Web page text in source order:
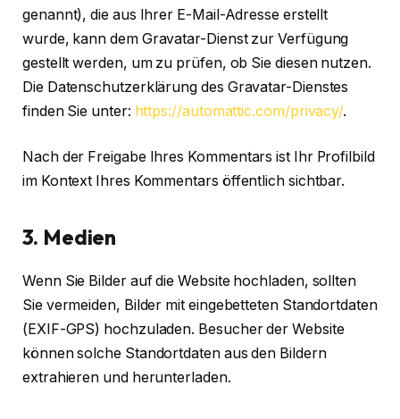
genannt), die aus Ihrer E-Mail-Adresse erstellt
wurde, kann dem Gravatar-Dienst zur Verfügung
gestellt werden, um zu prüfen, ob Sie diesen nutzen.
Die Datenschutzerklärung des Gravatar-Dienstes
finden Sie unter: https://automattic.com/privacy/.
Nach der Freigabe Ihres Kommentars ist Ihr Profilbild
im Kontext Ihres Kommentars öffentlich sichtbar.
3. Medien
Wenn Sie Bilder auf die Website hochladen, sollten
Sie vermeiden, Bilder mit eingebetteten Standortdaten
(EXIF-GPS) hochzuladen. Besucher der Website
können solche Standortdaten aus den Bildern
extrahieren und herunterladen.